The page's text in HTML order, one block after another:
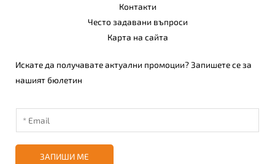
Контакти
Често задавани въпроси
Карта на сайта
Искате да получавате актуални промоции? Запишете се за
нашият бюлетин
ЗАПИШИ МЕ